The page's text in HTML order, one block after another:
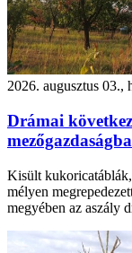
2026. augusztus 03.,
Drámai
Kisült
mélyen
megyében az aszály